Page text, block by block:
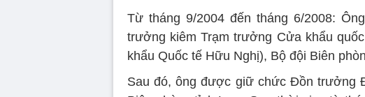
Từ tháng 9/2004 đến tháng 6/2008:
trưởng kiêm Trạm trưởng Cửa khẩu
khẩu Quốc tế Hữu Nghị), Bộ đội Biên
Sau đó, ông được giữ chức Đồn trưởng